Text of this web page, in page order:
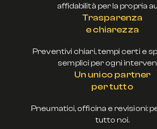
affidabilità per la propria
Trasparenza
e chiarezza
Preventivi chiari, tempi certi e
semplici per ogni
Un unico partner
per tutto
Pneumatici, officina e revisioni:
tutto noi.